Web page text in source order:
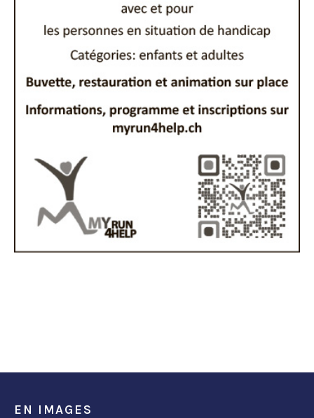
EN IMAGES